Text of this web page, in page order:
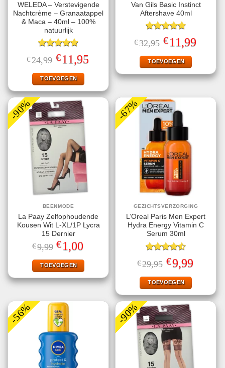
WELEDA – Verstevigende
Nachtcrème – Granaatappel
& Maca – 40ml – 100%
natuurlijk
Gewaardeerd
5.00uit 5
€24,99 Oorspronkelijke
prijs
was:
€24,99.
€11,95prijs
TOEVOEGEN
Van Gils Basic Instinct
Aftershave 40ml
Gewaardeerd
4.71uit 5
€32,95 Oorspronkelijke
prijs
was:
€32,95.
€11,99Huidige
prijs
TOEVOEGEN
-90%
BEENMODE
La Paay Zelfophoudende
Kousen Wit L-XL/1P Lycra
15 Dernier
€9,99 Oorspronkelijke
prijs
was:
€9,99.
€1,00
is:
€1,00.
TOEVOEGEN
-67%
GEZICHTSVERZORGING
L’Oreal Paris Men Expert
Hydra Energy Vitamin C
Serum 30ml
Gewaardeerd
4.50uit 5
€29,95 Oorspronkelijke
prijs
was:
€29,95.
€9,99Huidige
prijs
TOEVOEGEN
-56% -90%